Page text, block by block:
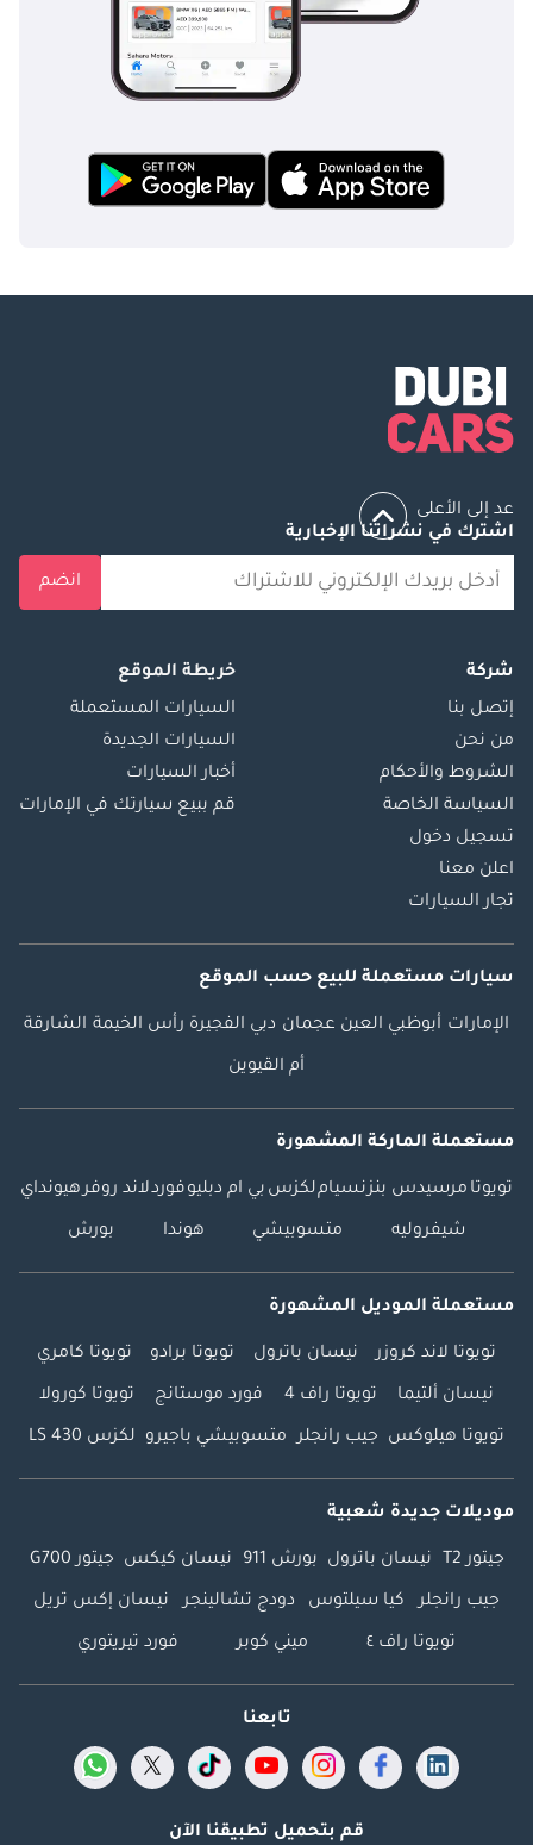
عد إلى الأعلى
اشترك في نشراتنا الإخبارية
انضم
شركة
إتصل بنا
من نحن
الشروط والأحكام
السياسة الخاصة
تسجيل دخول
اعلن معنا
تجار السيارات
خريطة الموقع
السيارات المستعملة
السيارات الجديدة
أخبار السيارات
قم ببيع سيارتك في الإمارات
سيارات مستعملة للبيع حسب الموقع
الإمارات أبوظبي العين عجمان دبي الفجيرة رأس الخيمة الشارقة
أم القيوين
مستعملة الماركة المشهورة
تويوتا مرسيدس بنزنسياملكزس بي ام دبليوفوردلاند روفرهيونداي
شيفروليه متسوبيشي هوندا بورش
مستعملة الموديل المشهورة
تويوتا لاند كروزر نيسان باترول تويوتا برادو تويوتا كامري
نيسان ألتيما تويوتا راف 4 فورد موستانج تويوتا كورولا
تويوتا هيلوكس جيب رانجلر متسوبيشي باجيرو لكزس LS 430
موديلات جديدة شعبية
جيتور T2 نيسان باترول بورش 911 نيسان كيكس جيتور G700
جيب رانجلر كيا سيلتوس دودج تشالينجر نيسان إكس تريل
تويوتا راف ٤ ميني كوبر فورد تيريتوري
تابعنا
قم بتحميل تطبيقنا الآن